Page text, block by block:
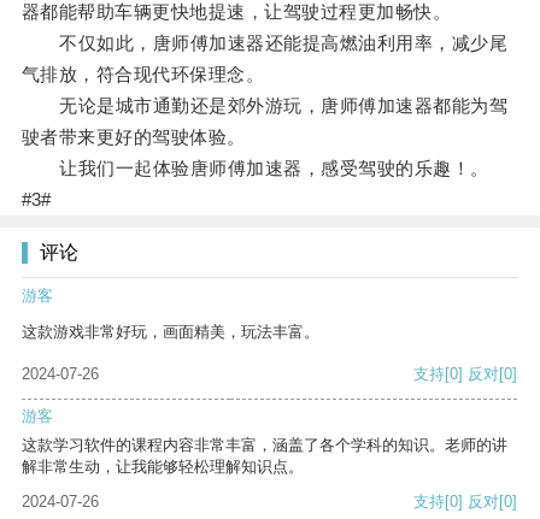
器都能帮助车辆更快地提速，让驾驶过程更加畅快。
不仅如此，唐师傅加速器还能提高燃油利用率，减少尾
气排放，符合现代环保理念。
无论是城市通勤还是郊外游玩，唐师傅加速器都能为驾
驶者带来更好的驾驶体验。
让我们一起体验唐师傅加速器，感受驾驶的乐趣！。
#3#
评论
游客
这款游戏非常好玩，画面精美，玩法丰富。
2024-07-26 支持[0] 反对[0]
游客
这款学习软件的课程内容非常丰富，涵盖了各个学科的知识。老师的讲
解非常生动，让我能够轻松理解知识点。
2024-07-26
支持[0] 反对[0]